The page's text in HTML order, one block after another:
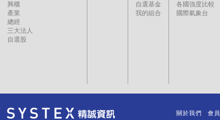
興櫃
產業
總經
三大法人
自選股
自選基金
我的組合
各國強度比較
國際氣象台
關於我們 會